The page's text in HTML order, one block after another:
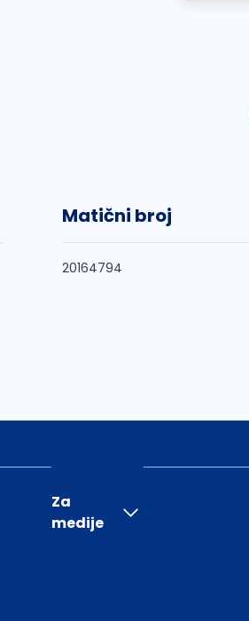
Matični broj
20164794
Za
medije